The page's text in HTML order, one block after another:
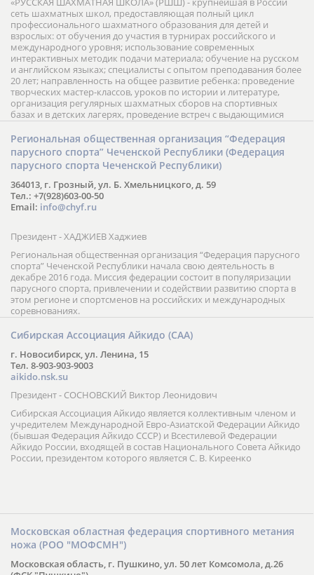
сеть шахматных школ, предоставляющая полный цикл
профессионального шахматного образования для детей и
взрослых: от обучения до участия в турнирах российского и
международного уровня; использование современных
интерактивных методик подачи материала; обучение на русском
и английском языках; специалисты с опытом преподавания более
20 лет; направленность на общее развитие ребенка: проведение
творческих мастер-классов, уроков по истории и литературе,
организация регулярных шахматных сборов на спортивных
базах и в детских лагерях, проведение встреч с выдающимися
шахматистами; корпоративное обучение; онлайн обучение в
форме вебинаров и индивидуальных занятий, круглые столы
российских и международных тренеров, организация фестивалей;
онлайн трансляция мероприятий и турниров.
Региональная общественная организация “Федерация
парусного спорта” Чеченской Республики (Федерация
парусного спорта Чеченской Республики)
364013, г. Грозный, ул. Б. Хмельницкого, д. 59
Тел.: +7(928)603-00-50
Email: info@chyf.ru
Президент - ХАДЖИЕВ Хаджиев
Региональная общественная организация “Федерация парусного
спорта” Чеченской Республики начала свою деятельность в
декабре 2016 года. Миссия федерации состоит в популяризации
парусного спорта, привлечении и содействии развитию спорта в
этом регионе и спортсменов на российских и международных
соревнованиях.
Сибирская Ассоциация Айкидо (САА)
г. Новосибирск, ул. Ленина, 15
Тел. 8-903-903-9003
aikido.nsk.su
Президент - СОСНОВСКИЙ Виктор Леонидович
Сибирская Ассоциация Айкидо является коллективным членом и
учредителем Международной Евро-Азиатской Федерации Айкидо
(бывшая Федерация Айкидо СССР) и Всестилевой Федерации
Айкидо России, входящей в состав Национального Совета Айкидо
России, президентом которого является С. В. Киреенко
Московская областная федерация спортивного метания
ножа (РОО "МОФСМН")
Московская область, г. Пушкино, ул. 50 лет Комсомола, д.26